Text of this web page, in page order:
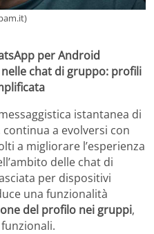
per Android
chat di gruppo: profili
istantanea di
a evolversi con
a migliorare l’esperienza
delle chat di
per dispositivi
una funzionalità
del profilo nei gruppi,